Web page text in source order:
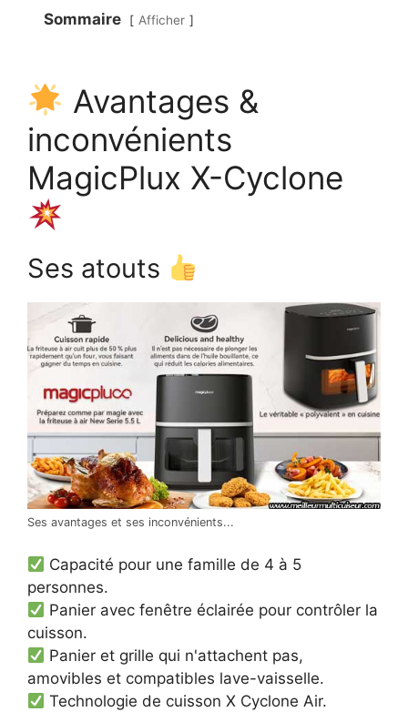
Sommaire Afficher
Avantages &
inconvénients
MagicPlux X-Cyclone
Ses atouts
Ses avantages et ses inconvénients...
Capacité pour une famille de 4 à 5
personnes.
Panier avec fenêtre éclairée pour contrôler la
cuisson.
Panier et grille qui n'attachent pas,
amovibles et compatibles lave-vaisselle.
Technologie de cuisson X Cyclone Air.